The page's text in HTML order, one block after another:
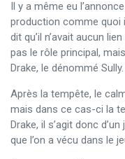
Il y a même eu
production comme quoi
dit qu’il n’avait aucun
pas le rôle principal,
Drake, le dénommé
Après la tempête, le
mais dans ce cas-ci la
Drake, il s’agit donc
que l’on a vécu dans le